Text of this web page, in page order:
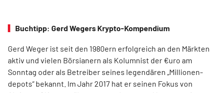
Buchtipp: Gerd Wegers Krypto-Kompendium
Gerd Weger ist seit den 1980ern erfolgreich an den Märkten
aktiv und vielen Börsianern als Kolumnist der €uro am
Sonntag oder als Betreiber seines legendären „Millionen­
depots“ bekannt. Im Jahr 2017 hat er seinen Fokus von